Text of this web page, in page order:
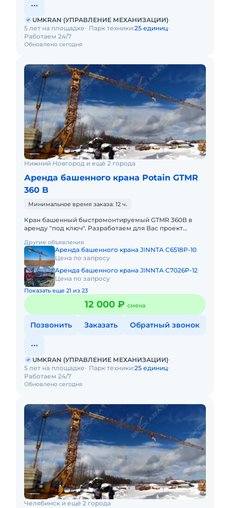
Обновлено сегодня
UMKRAN (УПРАВЛЕНИЕ МЕХАНИЗАЦИИ)
5 лет на площадке
Парк техники:25 единиц
Работаем 24/7
Нижний Новгород и ещё 2 города
Аренда башенного крана Potain GTMR
360 B
Минимальное время заказа: 12 ч.
Кран башенный быстромонтируемый GTMR 360B в
аренду "под ключ". Разработаем для Вас проект
кран на объект, смо
Другие объявления
Аренда башенного крана JINNTA C6518P-10
Цена по запросу
Аренда башенного крана JINNTA C7026P-12
Цена по запросу
Показать еще 21 из 23
12 000 ₽ смена
Позвонить Заказать Обратный звонок
Обновлено сегодня
UMKRAN (УПРАВЛЕНИЕ МЕХАНИЗАЦИИ)
5 лет на площадке
Парк техники:25 единиц
Работаем 24/7
Челябинск и ещё 2 города